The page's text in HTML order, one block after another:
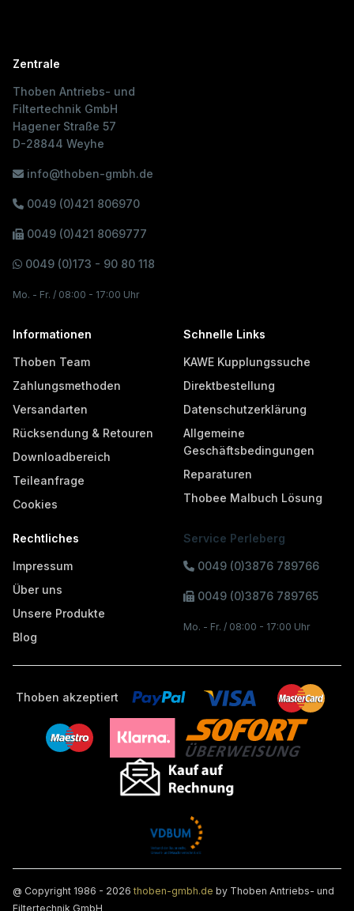
Zentrale
Thoben Antriebs- und
Filtertechnik GmbH
Hagener Straße 57
D-28844 Weyhe
info@thoben-gmbh.de
0049 (0)421 806970
0049 (0)421 8069777
0049 (0)173 - 90 80 118
Mo. - Fr. / 08:00 - 17:00 Uhr
Informationen
Thoben Team
Zahlungsmethoden
Versandarten
Rücksendung & Retouren
Downloadbereich
Teileanfrage
Cookies
Schnelle Links
KAWE Kupplungssuche
Direktbestellung
Datenschutzerklärung
Allgemeine
Geschäftsbedingungen
Reparaturen
Thobee Malbuch Lösung
Rechtliches
Impressum
Über uns
Unsere Produkte
Blog
Service Perleberg
0049 (0)3876 789766
0049 (0)3876 789765
Mo. - Fr. / 08:00 - 17:00 Uhr
Thoben akzeptiert
@ Copyright 1986 - 2026thoben-gmbh.de by Thoben Antriebs- und
Filtertechnik GmbH